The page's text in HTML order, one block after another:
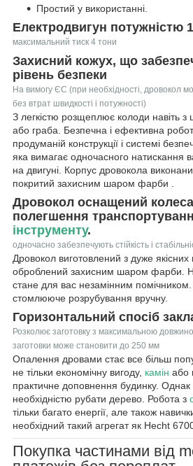
Простий у використанні.
Електродвигун потужністю
максимальний тиск 4 тони
Захисний кожух, що
рівень безпеки
На вимогу ЄС (при необхідності, дровокол
без втрат швидкості і потужності)
З легкістю розщеплює колоди навіть з
або граба. Безпечна і ефективна
продуманій конструкції і системі
яка вимагає одночасного натискання
на двигуні. Корпус дровокола
покритий захисним шаром фарби .
Дровокол оснащений
полегшення
інструменту.
одночасно забезпечують стійкість і
Дровокол виготовлений з дуже якісних
оброблений захисним шаром фарби.
стане для вас незамінним
стомлююче розрубування вручну.
Горизонтальний спосіб
Розколює заготовку з максимальною
заготовки може становити до 250 мм
Опалення дровами стає все більш
не тільки економічну вигоду, камін або
практичне доповнення будинку.
необхідністю рубати дерево. Робота з
тільки багато енергії, але також
необхідний такий агрегат як Hecht
Покупка частинами від